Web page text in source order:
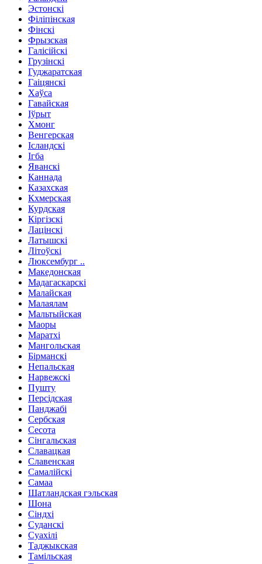
Эстонскі
Філіпінская
Фінскі
Фрызская
Галісійскі
Грузінскі
Гуджаратская
Гаіцянскі
Хаўса
Гавайская
Іўрыт
Хмонг
Венгерская
Ісландскі
Ігба
Яванскі
Каннада
Казахская
Кхмерская
Курдская
Кіргізскі
Лацінскі
Латышскі
Літоўскі
Люксембург ..
Македонская
Мадагаскарскі
Малайская
Малаялам
Мальтыйская
Маоры
Маратхі
Мангольская
Бірманскі
Непальская
Нарвежскі
Пушту
Персідская
Панджабі
Сербская
Сесота
Сінгальская
Славацкая
Славенская
Самалійскі
Самаа
Шатландская гэльская
Шона
Сіндхі
Суданскі
Суахілі
Таджыкская
Тамільская